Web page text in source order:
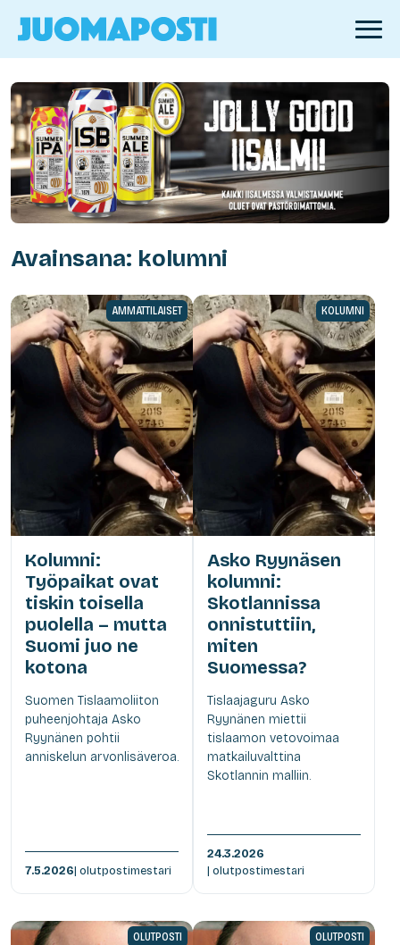
Avainsana: kolumni
AMMATTILAISET
Kolumni:
Työpaikat ovat
tiskin toisella
puolella – mutta
Suomi juo ne
kotona
Suomen Tislaamoliiton
puheenjohtaja Asko
Ryynänen pohtii
anniskelun arvonlisäveroa.
7.5.2026| olutpostimestari
KOLUMNI
Asko Ryynäsen
kolumni:
Skotlannissa
onnistuttiin,
miten
Suomessa?
Tislaajaguru Asko
Ryynänen miettii
tislaamon vetovoimaa
matkailuvalttina
Skotlannin malliin.
24.3.2026
| olutpostimestari
OLUTPOSTI OLUTPOSTI